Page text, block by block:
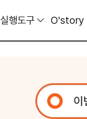
실행도구 O'story